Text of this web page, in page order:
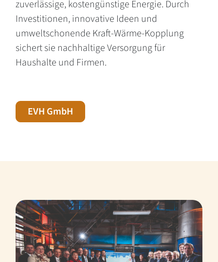
zuverlässige, kostengünstige Energie. Durch
Investitionen, innovative Ideen und
umweltschonende Kraft-Wärme-Kopplung
sichert sie nachhaltige Versorgung für
Haushalte und Firmen.
EVH GmbH